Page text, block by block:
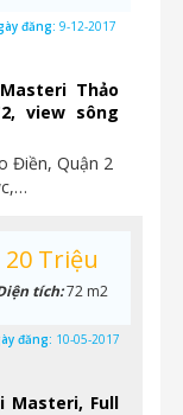
Thảo
view sông
Điền, Quận 2
đăng: 9-12-2017
Masteri, Full
20 Triệu
tích:72 m2
đăng: 10-05-2017